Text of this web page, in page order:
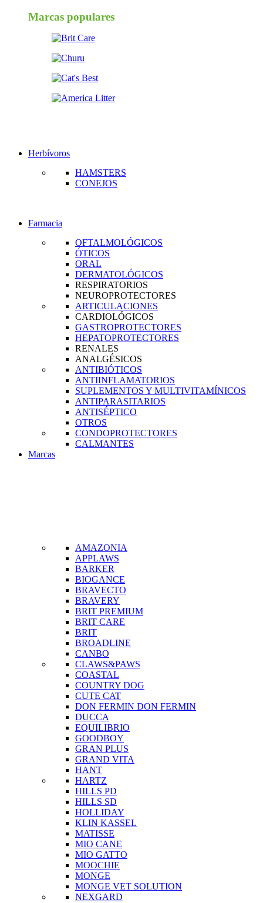
Marcas populares
Herbívoros
HAMSTERS
CONEJOS
Farmacia
OFTALMOLÓGICOS
ÓTICOS
ORAL
DERMATOLÓGICOS
RESPIRATORIOS
NEUROPROTECTORES
ARTICULACIONES
CARDIOLÓGICOS
GASTROPROTECTORES
HEPATOPROTECTORES
RENALES
ANALGÉSICOS
ANTIBIÓTICOS
ANTIINFLAMATORIOS
SUPLEMENTOS Y MULTIVITAMÍNICOS
ANTIPARASITARIOS
ANTISÉPTICO
OTROS
CONDOPROTECTORES
CALMANTES
Marcas
AMAZONIA
APPLAWS
BARKER
BIOGANCE
BRAVECTO
BRAVERY
BRIT PREMIUM
BRIT CARE
BRIT
BROADLINE
CANBO
CLAWS&PAWS
COASTAL
COUNTRY DOG
CUTE CAT
DON FERMIN DON FERMIN
DUCCA
EQUILIBRIO
GOODBOY
GRAN PLUS
GRAND VITA
HANT
HARTZ
HILLS PD
HILLS SD
HOLLIDAY
KLIN KASSEL
MATISSE
MIO CANE
MIO GATTO
MOOCHIE
MONGE
MONGE VET SOLUTION
NEXGARD